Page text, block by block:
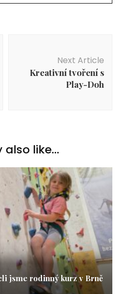
Next Article
Kreativní tvoření s
Play-Doh
also like...
jsme rodinný kurz v Brně